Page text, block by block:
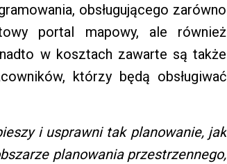
obsługującego zarówno
portal mapowy, ale również
w kosztach zawarte są także
którzy będą obsługiwać
i usprawni tak planowanie, jak
planowania przestrzennego,